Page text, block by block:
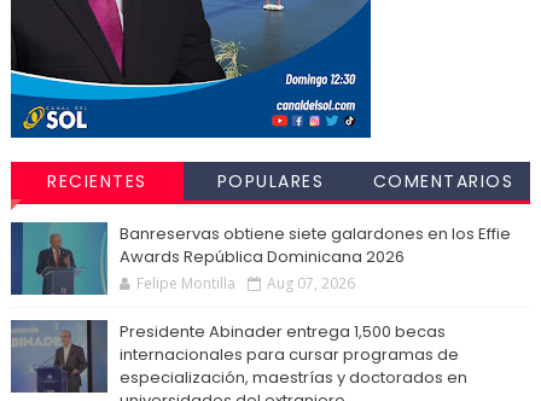
RECIENTES POPULARES COMENTARIOS
Banreservas obtiene siete galardones en los Effie
Awards República Dominicana 2026
Felipe Montilla Aug 07, 2026
Presidente Abinader entrega 1,500 becas
internacionales para cursar programas de
especialización, maestrías y doctorados en